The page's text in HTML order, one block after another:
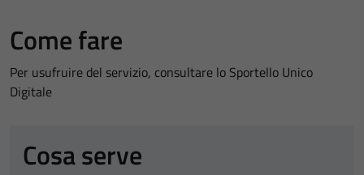
Come fare
Per usufruire del servizio, consultare lo Sportello Unico
Digitale
Cosa serve